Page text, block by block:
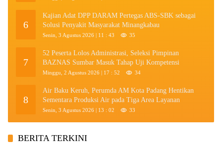
6
Kajian Adat DPP DARAM Pertegas ABS-SBK sebagai
Solusi Penyakit Masyarakat Minangkabau
Senin, 3 Agustus 2026 | 11 : 43 35
7
52 Peserta Lolos Administrasi, Seleksi Pimpinan
BAZNAS Sumbar Masuk Tahap Uji Kompetensi
Minggu, 2 Agustus 2026 | 17 : 52 34
8
Air Baku Keruh, Perumda AM Kota Padang Hentikan
Sementara Produksi Air pada Tiga Area Layanan
Senin, 3 Agustus 2026 | 13 : 02 33
BERITA TERKINI